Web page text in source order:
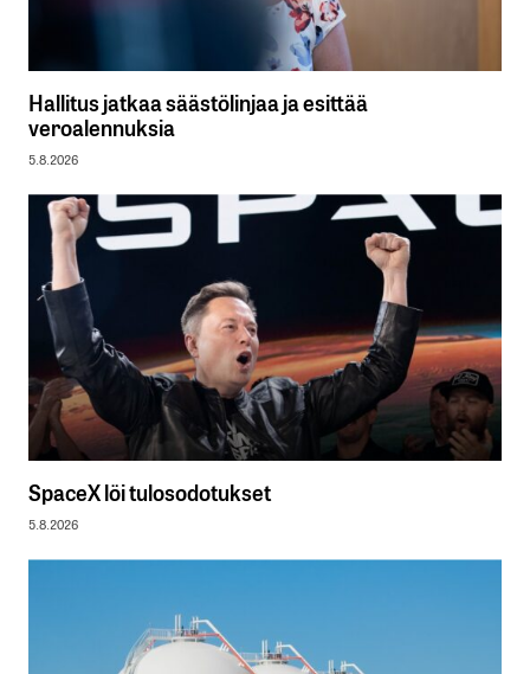
Hallitus jatkaa säästölinjaa ja esittää
veroalennuksia
5.8.2026
SpaceX löi tulosodotukset
5.8.2026